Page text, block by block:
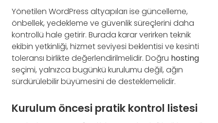
Yönetilen WordPress altyapıları ise güncelleme,
önbellek, yedekleme ve güvenlik süreçlerini daha
kontrollü hale getirir. Burada karar verirken teknik
ekibin yetkinliği, hizmet seviyesi beklentisi ve kesinti
toleransı birlikte değerlendirilmelidir. Doğru hosting
seçimi, yalnızca bugünkü kurulumu değil, ağın
sürdürülebilir büyümesini de desteklemelidir.
Kurulum öncesi pratik kontrol listesi